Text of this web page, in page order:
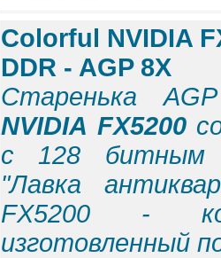
Colorful NVIDIA
DDR - AGP 8Х
Старенька
NVIDIA FX5200
с 128 битным
"Лавка
FX5200 -
изготовленный